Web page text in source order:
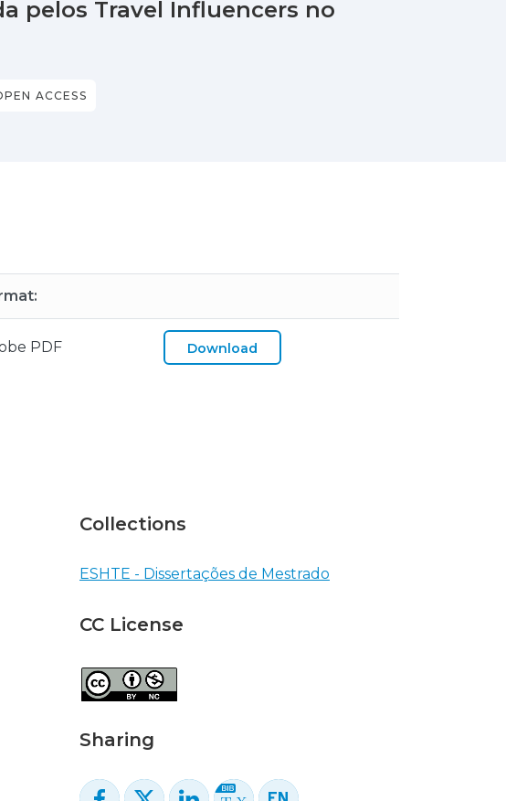
pelos Travel Influencers no
ACCESS
PDF Download
Collections
ESHTE - Dissertações de Mestrado
CC License
Sharing